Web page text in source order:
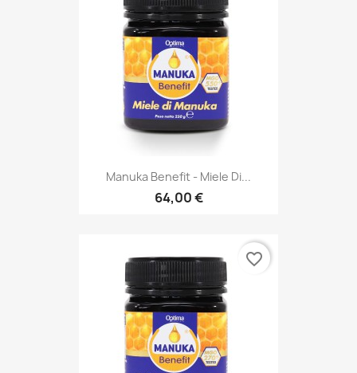
Manuka Benefit - Miele Di...
64,00 €
favorite_border